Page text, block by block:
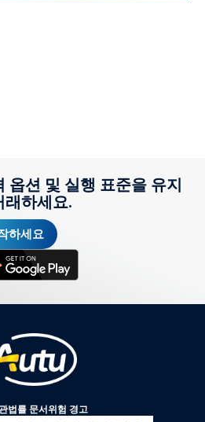
옵션 및 실행 표준을 유지
래하세요.
하세요
법률 문서위험 경고